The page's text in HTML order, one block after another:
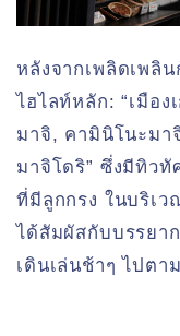
หลังจากเพลิดเพลิ
ไฮไลท์หลัก: “เมือ
มาจิ, คามินิโนะมา
มาจิโดริ” ซึ่งมีทิวทั
ที่มีลูกกรง ในบริเ
ได้สัมผัสกับบรรยา
เดินเล่นช้าๆ ไปต